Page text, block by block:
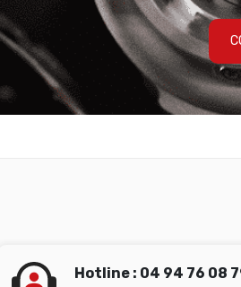
Hotline : 04 94 76 08